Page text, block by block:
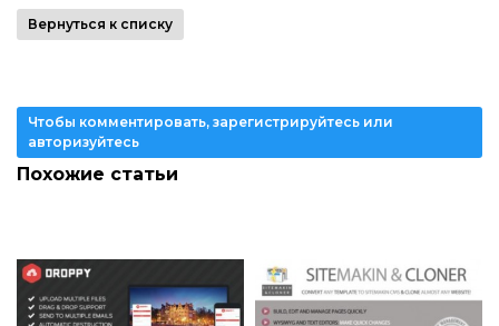
Вернуться к списку
Чтобы комментировать, зарегистрируйтесь или
авторизуйтесь
Похожие статьи